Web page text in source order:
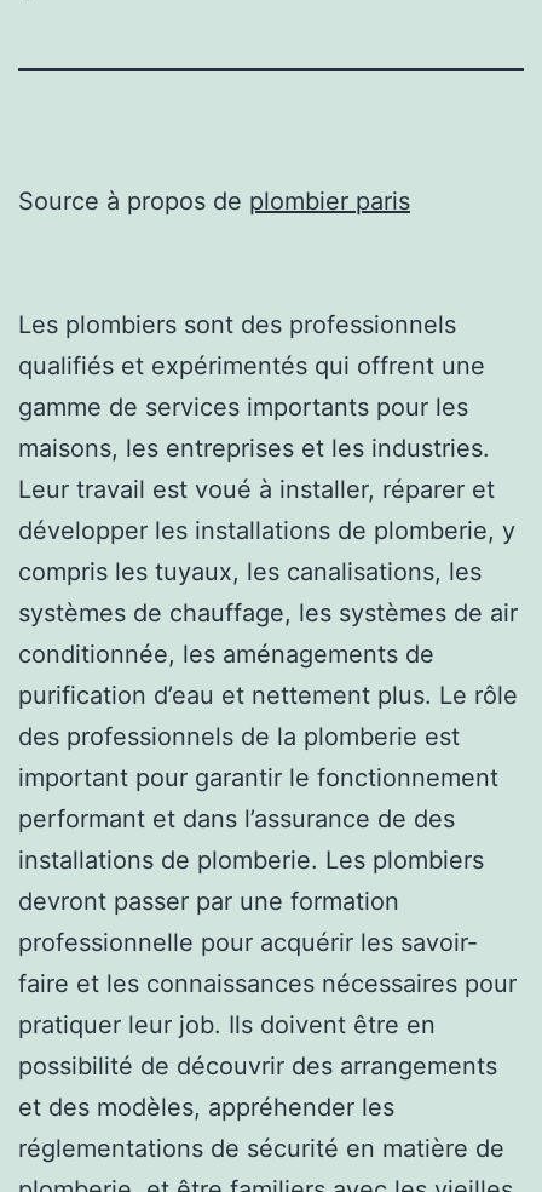
Source à propos de plombier paris
Les plombiers sont des professionnels
qualifiés et expérimentés qui offrent une
gamme de services importants pour les
maisons, les entreprises et les industries.
Leur travail est voué à installer, réparer et
développer les installations de plomberie, y
compris les tuyaux, les canalisations, les
systèmes de chauffage, les systèmes de air
conditionnée, les aménagements de
purification d’eau et nettement plus. Le rôle
des professionnels de la plomberie est
important pour garantir le fonctionnement
performant et dans l’assurance de des
installations de plomberie. Les plombiers
devront passer par une formation
professionnelle pour acquérir les savoir-
faire et les connaissances nécessaires pour
pratiquer leur job. Ils doivent être en
possibilité de découvrir des arrangements
et des modèles, appréhender les
réglementations de sécurité en matière de